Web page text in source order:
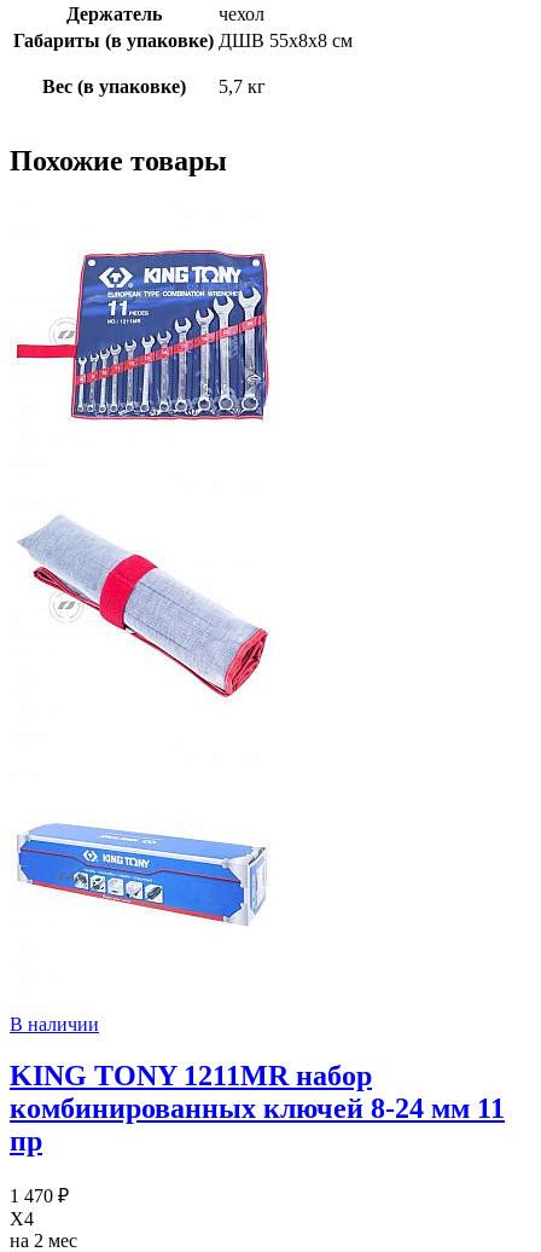
Держатель
чехол
Габариты (в упаковке) ДШВ 55х8х8 см
Вес (в упаковке) 5,7 кг
Похожие товары
В наличии
KING TONY 1211MR набор
комбинированных ключей 8-24 мм 11
пр
1 470 ₽
X4
на 2 мес